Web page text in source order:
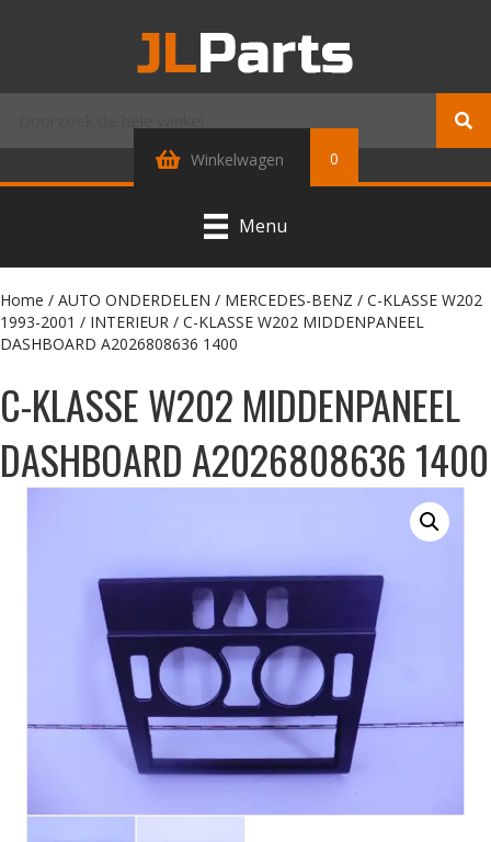
Winkelwagen 0
Menu
Home / AUTO ONDERDELEN / MERCEDES-BENZ / C-KLASSE W202
1993-2001 / INTERIEUR / C-KLASSE W202 MIDDENPANEEL
DASHBOARD A2026808636 1400
C-KLASSE W202 MIDDENPANEEL
DASHBOARD A2026808636 1400